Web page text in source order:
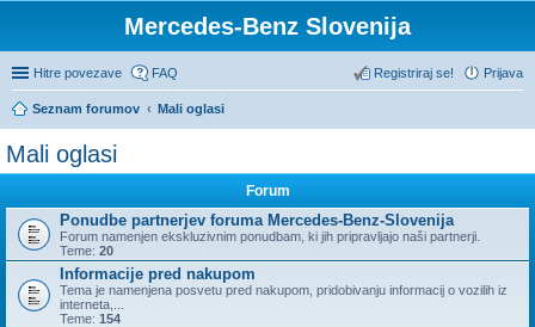
Mercedes-Benz Slovenija
Hitre povezave FAQ Prijava
Registriraj se!
Seznam forumov Mali oglasi
Mali oglasi
Forum
Ponudbe partnerjev foruma Mercedes-Benz-Slovenija
Forum namenjen ekskluzivnim ponudbam, ki jih pripravljajo naši partnerji.
Teme: 20
Informacije pred nakupom
Tema je namenjena posvetu pred nakupom, pridobivanju informacij o vozilih iz
interneta,...
Teme: 154